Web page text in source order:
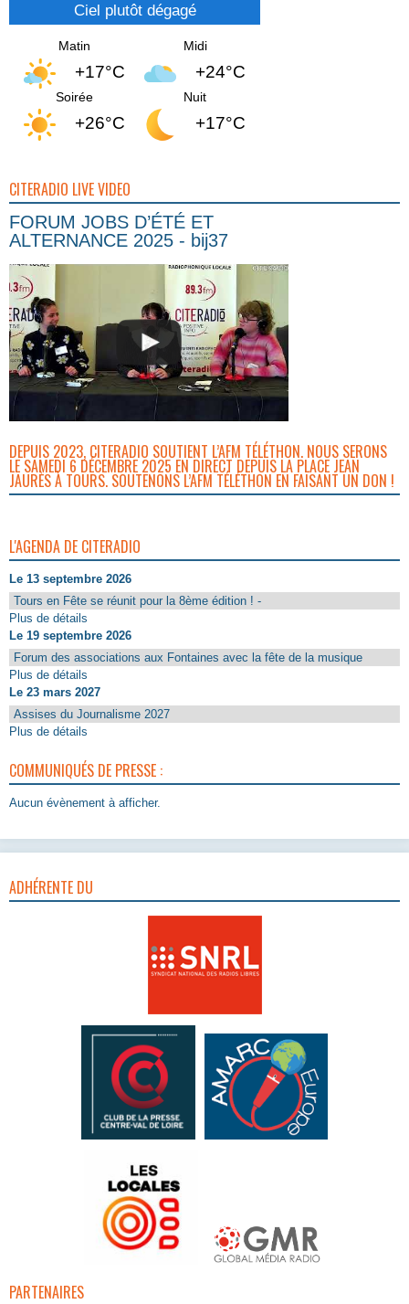
Ciel plutôt dégagé
Matin
+17°C
Midi
+24°C
Soirée
+26°C
Nuit
+17°C
CITERADIO LIVE VIDEO
FORUM JOBS D’ÉTÉ ET
ALTERNANCE 2025 - bij37
DEPUIS 2023, CITERADIO SOUTIENT L’AFM TÉLÉTHON. NOUS SERONS
LE SAMEDI 6 DÉCEMBRE 2025 EN DIRECT DEPUIS LA PLACE JEAN
JAURÈS À TOURS. SOUTENONS L’AFM TÉLÉTHON EN FAISANT UN DON !
L'AGENDA DE CITERADIO
Le 13 septembre 2026
Tours en Fête se réunit pour la 8ème édition ! -
Plus de détails
Le 19 septembre 2026
Forum des associations aux Fontaines avec la fête de la musique
Plus de détails
Le 23 mars 2027
Assises du Journalisme 2027
Plus de détails
COMMUNIQUÉS DE PRESSE :
Aucun évènement à afficher.
ADHÉRENTE DU
PARTENAIRES